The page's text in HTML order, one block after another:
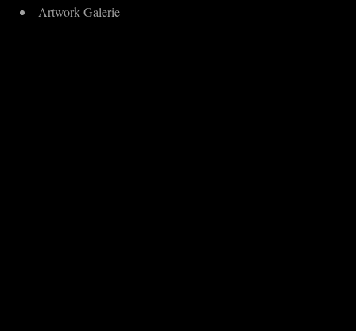
Artwork-Galerie